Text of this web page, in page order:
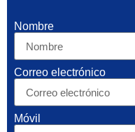
Nombre
Correo electrónico
Móvil